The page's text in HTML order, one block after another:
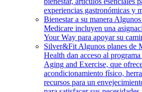
experiencias gastronómicas y
Bienestar a su manera Algunos
Medicare incluyen una
Your Way para apoyar su
Silver&Fit Algunos planes de
Health dan acceso al
Aging and Exercise, que
acondicionamiento físico,
recursos para un